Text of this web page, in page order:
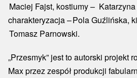
Maciej Fajst, kostiumy –
charakteryzacja – Pola Guźlińska,
Tomasz Parnowski.
„Przesmyk” jest to autorski projekt
Max przez zespół produkcji